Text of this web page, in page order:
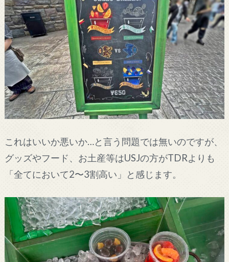
これはいいか悪いか…と言う問題では無いのですが、
グッズやフード、お土産等はUSJの方がTDRよりも
「全てにおいて2〜3割高い」と感じます。